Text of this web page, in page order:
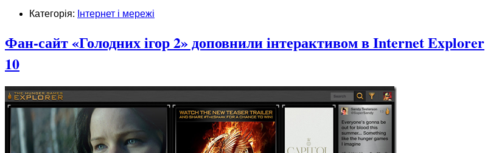
Категорія: Інтернет і мережі
Фан-сайт «Голодних ігор 2» доповнили інтерактивом в Internet Explorer
10